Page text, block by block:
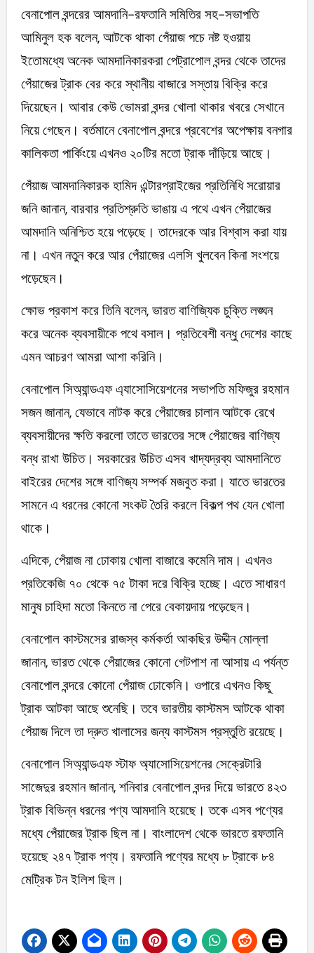
বেনাপোল বন্দরের আমদানি-রফতানি সমিতির সহ-সভাপতি
আমিনুল হক বলেন, আটকে থাকা পেঁয়াজ পচে নষ্ট হওয়ায়
ইতোমধ্যে অনেক আমদানিকারকরা পেট্রাপোল বন্দর থেকে তাদের
পেঁয়াজের ট্রাক বের করে স্থানীয় বাজারে সস্তায় বিক্রি করে
দিয়েছেন। আবার কেউ ভোমরা বন্দর খোলা থাকার খবরে সেখানে
নিয়ে গেছেন। বর্তমানে বেনাপোল বন্দরে প্রবেশের অপেক্ষায় বনগার
কালিকতা পার্কিংয়ে এখনও ২০টির মতো ট্রাক দাঁড়িয়ে আছে।
পেঁয়াজ আমদানিকারক হামিদ এন্টারপ্রাইজের প্রতিনিধি সরোয়ার
জনি জানান, বারবার প্রতিশ্রুতি ভাঙায় এ পথে এখন পেঁয়াজের
আমদানি অনিশ্চিত হয়ে পড়েছে। তাদেরকে আর বিশ্বাস করা যায়
না। এখন নতুন করে আর পেঁয়াজের এলসি খুলবেন কিনা সংশয়ে
পড়েছেন।
ক্ষোভ প্রকাশ করে তিনি বলেন, ভারত বাণিজ্যিক চুক্তি লঙ্ঘন
করে অনেক ব্যবসায়ীকে পথে বসাল। প্রতিবেশী বন্ধু দেশের কাছে
এমন আচরণ আমরা আশা করিনি।
বেনাপোল সিঅ্যান্ডএফ এ্যাসোসিয়েশনের সভাপতি মফিজুর রহমান
সজন জানান, যেভাবে নাটক করে পেঁয়াজের চালান আটকে রেখে
ব্যবসায়ীদের ক্ষতি করলো তাতে ভারতের সঙ্গে পেঁয়াজের বাণিজ্য
বন্ধ রাখা উচিত। সরকারের উচিত এসব খাদ্যদ্রব্য আমদানিতে
বাইরের দেশের সঙ্গে বাণিজ্য সম্পর্ক মজবুত করা। যাতে ভারতের
সামনে এ ধরনের কোনো সংকট তৈরি করলে বিকল্প পথ যেন খোলা
থাকে।
এদিকে, পেঁয়াজ না ঢোকায় খোলা বাজারে কমেনি দাম। এখনও
প্রতিকেজি ৭০ থেকে ৭৫ টাকা দরে বিক্রি হচ্ছে। এতে সাধারণ
মানুষ চাহিদা মতো কিনতে না পেরে বেকায়দায় পড়েছেন।
বেনাপোল কাস্টমসের রাজস্ব কর্মকর্তা আকছির উদ্দীন মোল্লা
জানান, ভারত থেকে পেঁয়াজের কোনো গেটপাশ না আসায় এ পর্যন্ত
বেনাপোল বন্দরে কোনো পেঁয়াজ ঢোকেনি। ওপারে এখনও কিছু
ট্রাক আটকা আছে শুনেছি। তবে ভারতীয় কাস্টমস আটকে থাকা
পেঁয়াজ দিলে তা দ্রুত খালাসের জন্য কাস্টমস প্রস্তুতি রয়েছে।
বেনাপোল সিঅ্যান্ডএফ স্টাফ অ্যাসোসিয়েশনের সেক্রেটারি
সাজেদুর রহমান জানান, শনিবার বেনাপোল বন্দর দিয়ে ভারতে ৪২৩
ট্রাক বিভিন্ন ধরনের পণ্য আমদানি হয়েছে। তকে এসব পণ্যের
মধ্যে পেঁয়াজের ট্রাক ছিল না। বাংলাদেশ থেকে ভারতে রফতানি
হয়েছে ২৪৭ ট্রাক পণ্য। রফতানি পণ্যের মধ্যে ৮ ট্রাকে ৮৪
মেট্রিক টন ইলিশ ছিল।